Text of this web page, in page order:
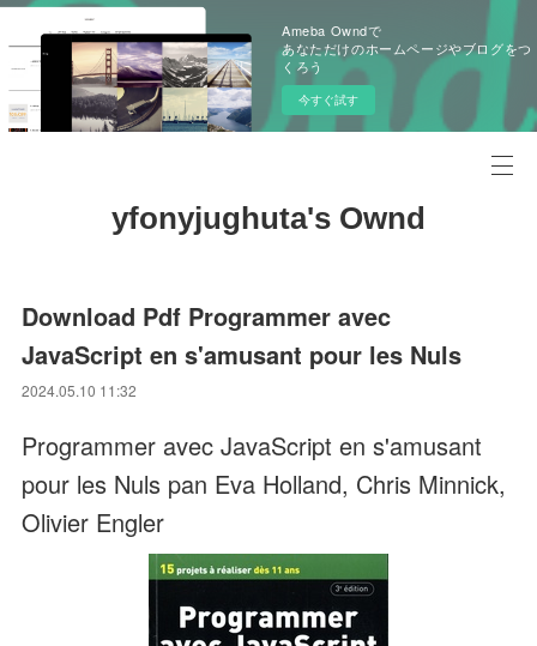
Ameba Owndで
あなただけのホームページやブログをつ
くろう
今すぐ試す
yfonyjughuta's Ownd
Download Pdf Programmer avec
JavaScript en s'amusant pour les Nuls
2024.05.10 11:32
Programmer avec JavaScript en s'amusant
pour les Nuls pan Eva Holland, Chris Minnick,
Olivier Engler